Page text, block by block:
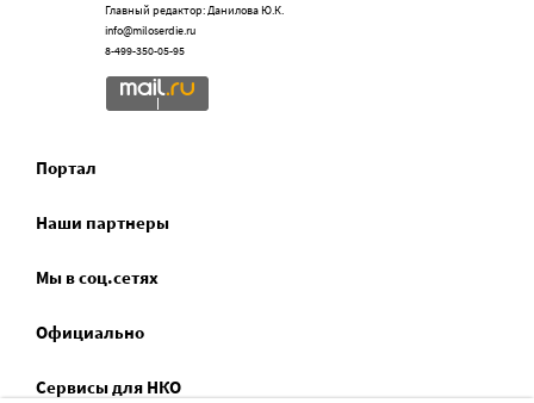
Главный редактор: Данилова Ю.К.
info@miloserdie.ru
8-499-350-05-95
Портал
Наши партнеры
Мы в соц.сетях
Официально
Сервисы для НКО